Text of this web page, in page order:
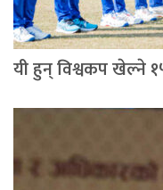
यी हुन् विश्वकप खेल्ने